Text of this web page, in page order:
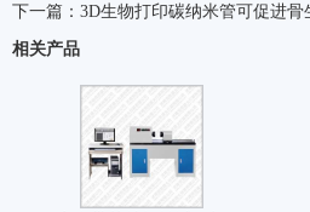
下一篇： 3D生物打印碳纳米管可促进骨
相关产品